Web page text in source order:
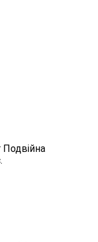
Подвійна